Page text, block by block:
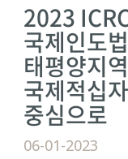
2023
국제인도
태평양지
국제적십
중심으로
06-01-2023